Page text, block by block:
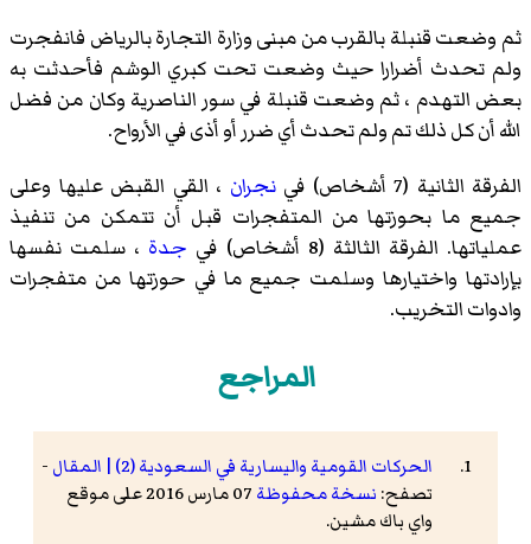
ثم وضعت قنبلة بالقرب من مبنى وزارة التجارة بالرياض فانفجرت
ولم تحدث أضرارا حيث وضعت تحت كبري الوشم فأحدثت به
بعض التهدم ، ثم وضعت قنبلة في سور الناصرية وكان من فضل
الله أن كل ذلك تم ولم تحدث أي ضرر أو أذى في الأرواح.
الفرقة الثانية (7 أشخاص) في
نجران ، القي القبض عليها وعلى
جميع ما بحوزتها من المتفجرات قبل أن تتمكن من تنفيذ
عملياتها. الفرقة الثالثة (8 أشخاص) في
جدة ، سلمت نفسها
بإرادتها واختيارها وسلمت جميع ما في حوزتها من متفجرات
وادوات التخريب.
المراجع
الحركات القومية واليسارية في السعودية (2) | المقال
-
تصفح: نسخة محفوظة
07 مارس 2016 على موقع
واي باك مشين.